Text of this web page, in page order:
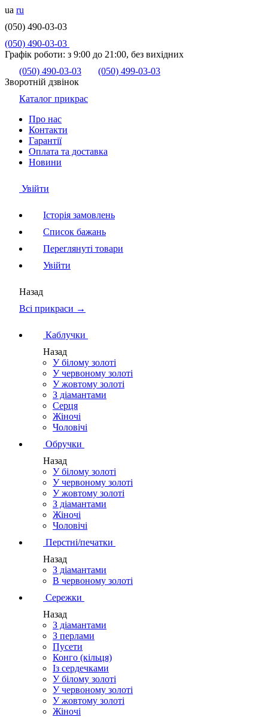
ua ru
(050) 490-03-03
(050) 490-03-03
Графік роботи: з 9:00 до 21:00, без вихідних
(050) 490-03-03
(050) 499-03-03
Зворотній дзвінок
Каталог прикрас
Про нас
Контакти
Гарантії
Оплата та доставка
Новини
Увійти
Історія замовлень
Список бажань
Переглянуті товари
Увійти
Назад
Всі прикраси →
Каблучки
Назад
У білому золоті
У червоному золоті
У жовтому золоті
З діамантами
Серця
Жіночі
Чоловічі
Обручки
Назад
У білому золоті
У червоному золоті
У жовтому золоті
З діамантами
Жіночі
Чоловічі
Перстні/печатки
Назад
З діамантами
В червоному золоті
Сережки
Назад
З діамантами
З перлами
Пусети
Конго (кільця)
Із сердечками
У білому золоті
У червоному золоті
У жовтому золоті
Жіночі